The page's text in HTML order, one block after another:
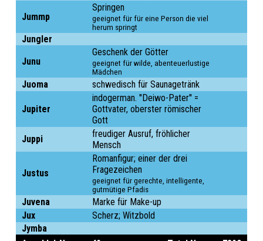
Jummp
Springen
geeignet für für eine Person die viel
herum springt
Jungler
Junu
Geschenk der Götter
geeignet für wilde, abenteuerlustige
Mädchen
Juoma schwedisch für Saunagetränk
Jupiter
indogerman. ''Deiwo-Pater'' =
Gottvater, oberster römischer
Gott
Juppi
freudiger Ausruf, fröhlicher
Mensch
Justus
Romanfigur; einer der drei
Fragezeichen
geeignet für gerechte, intelligente,
gutmütige Pfadis
Juvena
Marke für Make-up
Jux
Scherz; Witzbold
Jymba